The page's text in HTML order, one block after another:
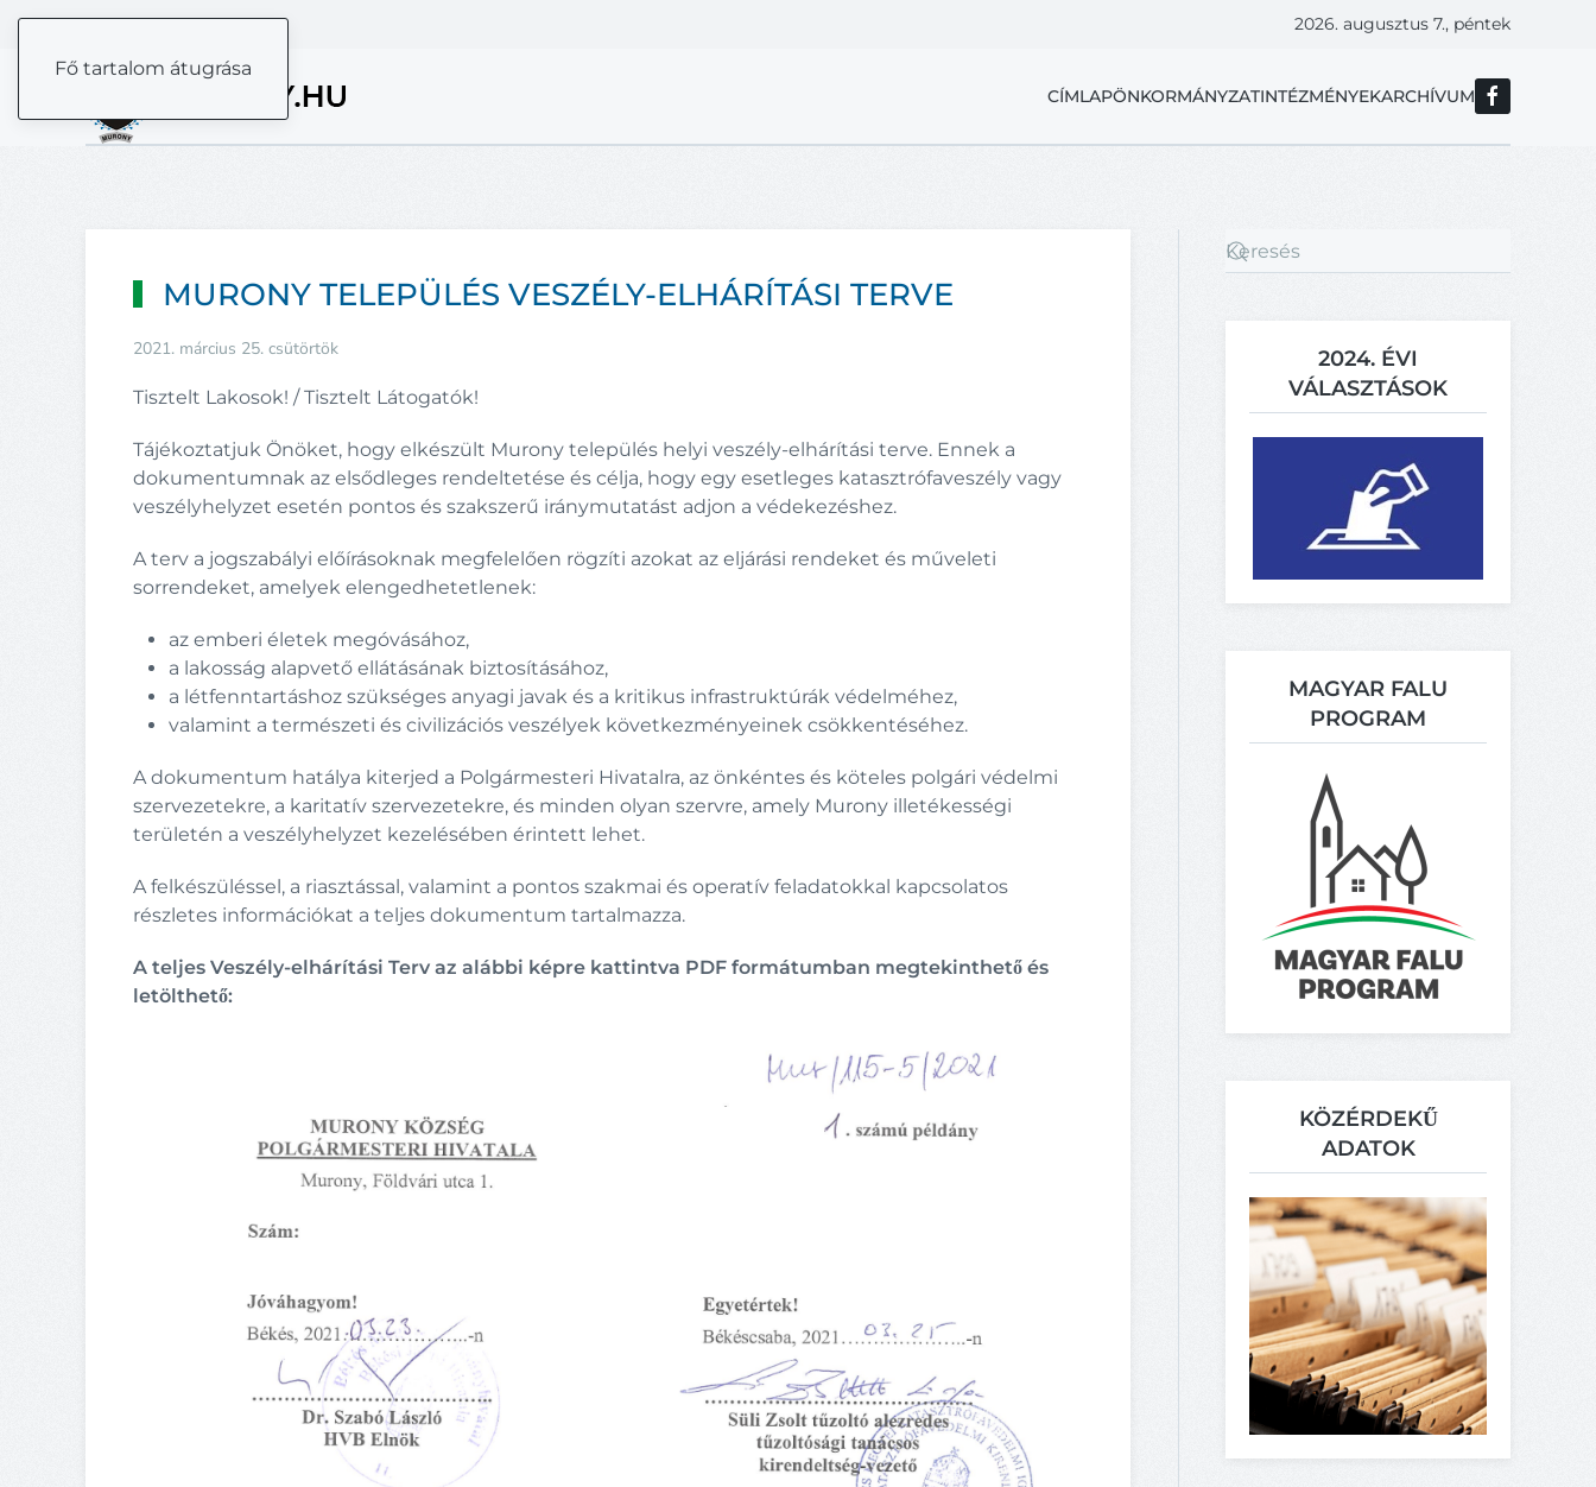
Fő tartalom átugrása
2026. augusztus 7., péntek
CÍMLAPÖNKORMÁNYZATINTÉZMÉNYEKARCHÍVUM
MURONY TELEPÜLÉS VESZÉLY-ELHÁRÍTÁSI TERVE
2021. március 25. csütörtök
Tisztelt Lakosok! / Tisztelt Látogatók!
Tájékoztatjuk Önöket, hogy elkészült Murony település helyi veszély-elhárítási terve. Ennek a
dokumentumnak az elsődleges rendeltetése és célja, hogy egy esetleges katasztrófaveszély vagy
veszélyhelyzet esetén pontos és szakszerű iránymutatást adjon a védekezéshez.
A terv a jogszabályi előírásoknak megfelelően rögzíti azokat az eljárási rendeket és műveleti
sorrendeket, amelyek elengedhetetlenek:
az emberi életek megóvásához,
a lakosság alapvető ellátásának biztosításához,
a létfenntartáshoz szükséges anyagi javak és a kritikus infrastruktúrák védelméhez,
valamint a természeti és civilizációs veszélyek következményeinek csökkentéséhez.
A dokumentum hatálya kiterjed a Polgármesteri Hivatalra, az önkéntes és köteles polgári védelmi
szervezetekre, a karitatív szervezetekre, és minden olyan szervre, amely Murony illetékességi
területén a veszélyhelyzet kezelésében érintett lehet.
A felkészüléssel, a riasztással, valamint a pontos szakmai és operatív feladatokkal kapcsolatos
részletes információkat a teljes dokumentum tartalmazza.
A teljes Veszély-elhárítási Terv az alábbi képre kattintva PDF formátumban megtekinthető és
letölthető:
2024. ÉVI
VÁLASZTÁSOK
MAGYAR FALU
PROGRAM
KÖZÉRDEKŰ
ADATOK